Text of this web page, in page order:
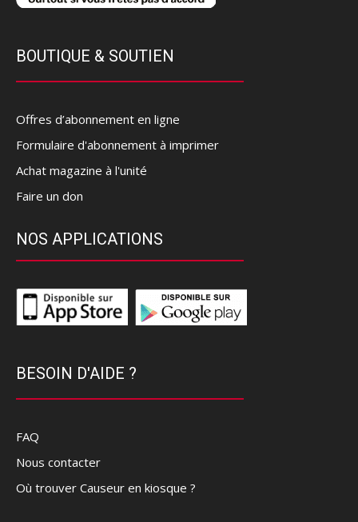
BOUTIQUE & SOUTIEN
Offres d’abonnement en ligne
Formulaire d'abonnement à imprimer
Achat magazine à l'unité
Faire un don
NOS APPLICATIONS
BESOIN D'AIDE ?
FAQ
Nous contacter
Où trouver Causeur en kiosque ?